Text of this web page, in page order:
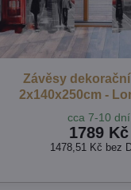
Závěsy
2x140x250cm -
cca 7-10 dní
1789 Kč
1478,51 Kč bez